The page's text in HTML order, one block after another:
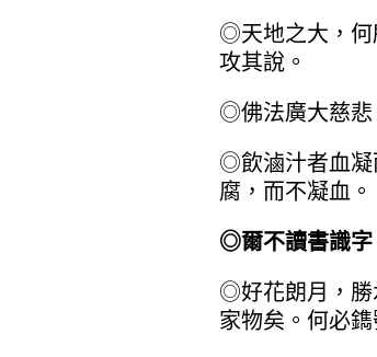
◎天地之大，何
攻其說。
◎佛法廣大慈悲
◎飲滷汁者血凝
腐，而不凝血。
◎爾不讀書識字
◎好花朗月，勝
家物矣。何必